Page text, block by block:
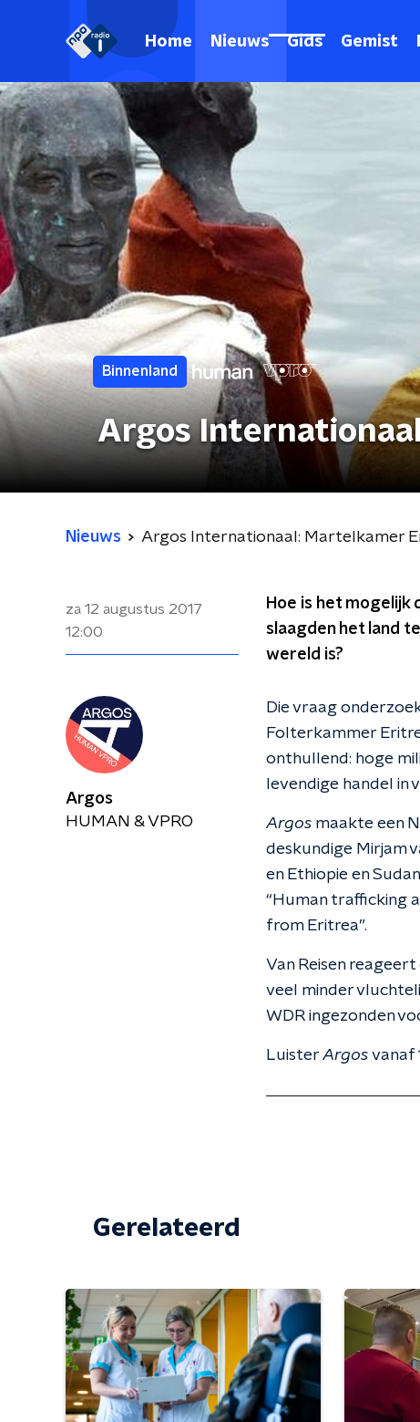
Home Nieuws Gids Gemist
Binnenland
Argos
Nieuws Argos Internationaal: Martelkamer
za 12 augustus 2017
12:00
Hoe is het mogelijk
slaagden het land
wereld is?
Die vraag
Folterkammer
onthullend: hoge
levendige handel in
Argos maakte een
deskundige Mirjam
en Ethiopie en
“Human trafficking
from Eritrea”.
Van Reisen
veel minder
WDR ingezonden
LuisterArgos vanaf
Argos
HUMAN & VPRO
Gerelateerd